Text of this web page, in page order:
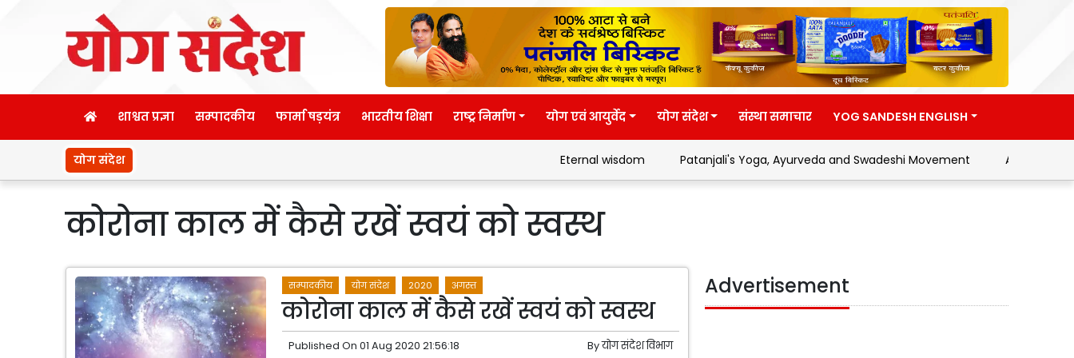
शाश्वत प्रज्ञा सम्पादकीय फार्मा षड़यंत्र भारतीय शिक्षा राष्ट्र निर्माण योग एवं आयुर्वेद योग संदेश संस्था समाचार YOG SANDESH ENGLISH
योग संदेश Eternal wisdom Patanjali's Yoga, Ayurveda and Swadeshi Movement Address by
कोरोना काल में कैसे रखें स्वयं को स्वस्थ
सम्पादकीय योग संदेश 2020 अगस्त
कोरोना काल में कैसे रखें स्वयं को स्वस्थ
Published On 01 Aug 2020 21:56:18 Byयोग संदेश विभाग
Advertisement